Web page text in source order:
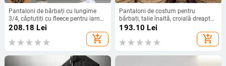
Pantaloni de bărbați cu lungime
3/4, căptuțiți cu fleece pentru iarnă,
largi, casual, pentru bărbați de talie
208.18 Lei
add_shopping_cart
Pantaloni de costum pentru
bărbați, talie înaltă, croială dreaptă,
fără cute, țesătură poliester 95,5%,
toamnă.
193.10 Lei
add_shopping_cart